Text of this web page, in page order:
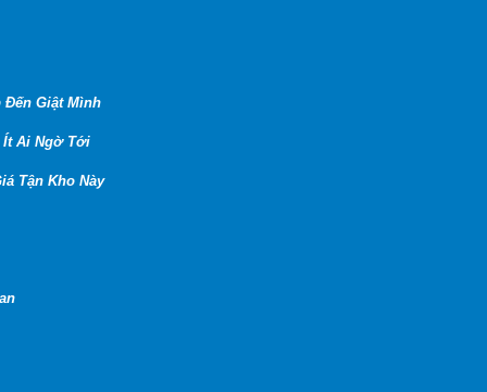
Đến Giật Mình
Ít Ai Ngờ Tới
Tận Kho Này